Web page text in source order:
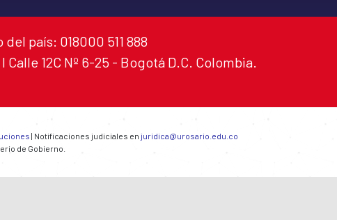
país: 018000 511 888
12C Nº 6-25 - Bogotá D.C. Colombia.
| Notificaciones judiciales en juridica@urosario.edu.co
de Gobierno.